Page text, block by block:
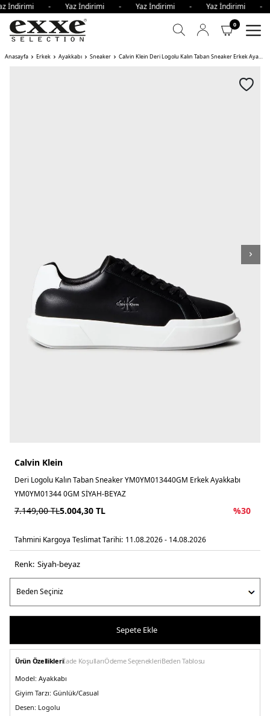
İndirimi - Yaz İndirimi - Yaz İndirimi - Yaz
0
Anasayfa Erkek Ayakkabı Sneaker Calvin Klein Deri Logolu Kalın Taban Sneaker Erkek Ayakkabı
Calvin Klein
Deri Logolu Kalın Taban Sneaker YM0YM013440GM Erkek Ayakkabı
YM0YM01344 0GM SİYAH-BEYAZ
7.149,00TL5.004,30 TL %30
Tahmini Kargoya Teslimat Tarihi: 11.08.2026 - 14.08.2026
Renk: si̇yah-beyaz
Sepete Ekle
Ürün Özellikleriİade KoşullarıÖdeme SeçenekleriBeden Tablosu
Model: Ayakkabı
Giyim Tarzı: Günlük/Casual
Desen: Logolu